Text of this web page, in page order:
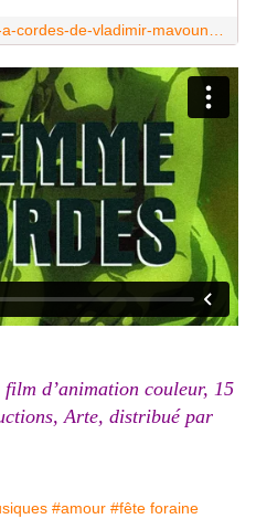
d’animation couleur, 15
Arte, distribué par
#amour #fête foraine